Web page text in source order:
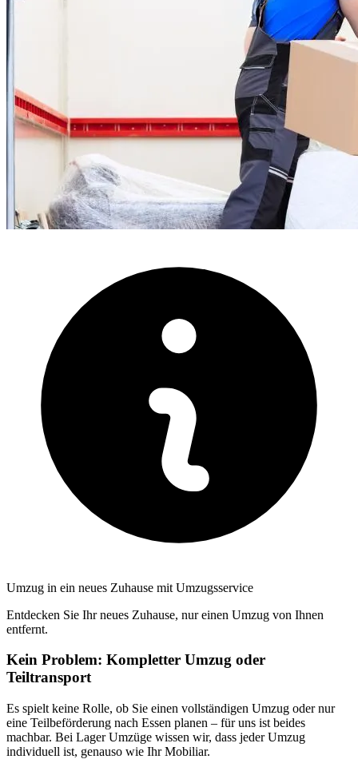
Umzug in ein neues Zuhause mit Umzugsservice
Entdecken Sie Ihr neues Zuhause, nur einen Umzug von Ihnen
entfernt.
Kein Problem: Kompletter Umzug oder
Teiltransport
Es spielt keine Rolle, ob Sie einen vollständigen Umzug oder nur
eine Teilbeförderung nach Essen planen – für uns ist beides
machbar. Bei Lager Umzüge wissen wir, dass jeder Umzug
individuell ist, genauso wie Ihr Mobiliar.